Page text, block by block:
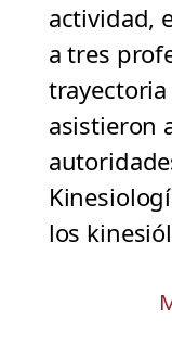
actividad,
a tres
asistieron
los